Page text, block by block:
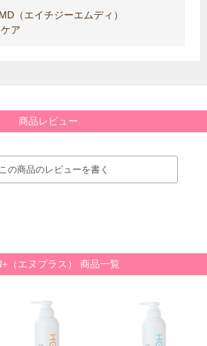
（エイチジーエムディ）
ア
商品レビュー
この商品のレビューを書く
（エヌプラス） 商品一覧